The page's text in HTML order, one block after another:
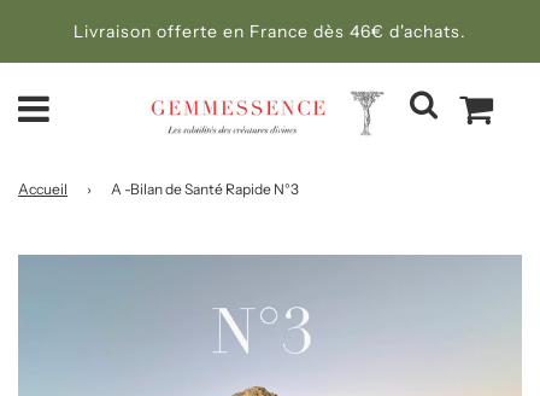
Livraison offerte en France dès 46€ d'achats.
Accueil › A -Bilan de Santé Rapide N°3